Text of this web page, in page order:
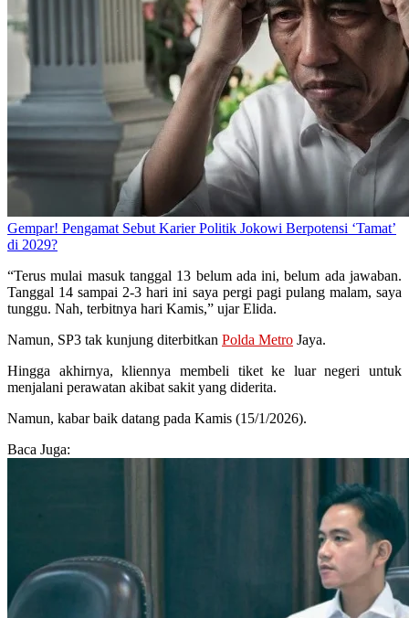
Gempar! Pengamat Sebut Karier Politik Jokowi Berpotensi ‘Tamat’
di 2029?
“Terus mulai masuk tanggal 13 belum ada ini, belum ada jawaban.
Tanggal 14 sampai 2-3 hari ini saya pergi pagi pulang malam, saya
tunggu. Nah, terbitnya hari Kamis,” ujar Elida.
Namun, SP3 tak kunjung diterbitkan Polda Metro Jaya.
Hingga akhirnya, kliennya membeli tiket ke luar negeri untuk
menjalani perawatan akibat sakit yang diderita.
Namun, kabar baik datang pada Kamis (15/1/2026).
Baca Juga: